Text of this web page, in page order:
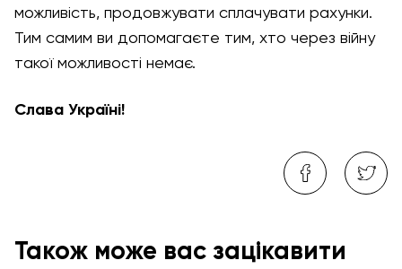
можливість, продовжувати сплачувати рахунки.
Тим самим ви допомагаєте тим, хто через війну
такої можливості немає.
Слава Україні!
Також може вас зацікавити